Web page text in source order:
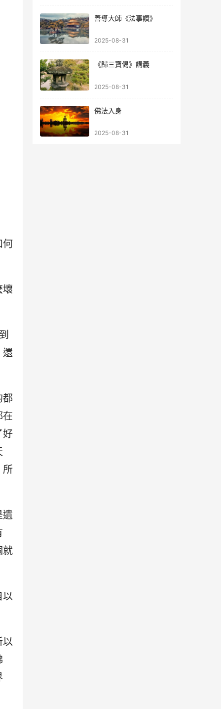
何
壞
還
都
在
好
所
遺
就
以
以
善導大師《法事讚》
2025-08-31
《歸三寶偈》講義
2025-08-31
佛法入身
2025-08-31